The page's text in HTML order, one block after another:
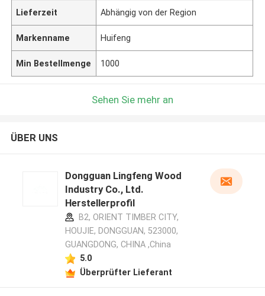
Lieferzeit Abhängig von der Region
Markenname Huifeng
Min Bestellmenge 1000
Sehen Sie mehr an
ÜBER UNS
Dongguan Lingfeng Wood
Industry Co., Ltd.
Herstellerprofil
B2, ORIENT TIMBER CITY,
HOUJIE, DONGGUAN, 523000,
GUANGDONG, CHINA ,China
5.0
Überprüfter Lieferant